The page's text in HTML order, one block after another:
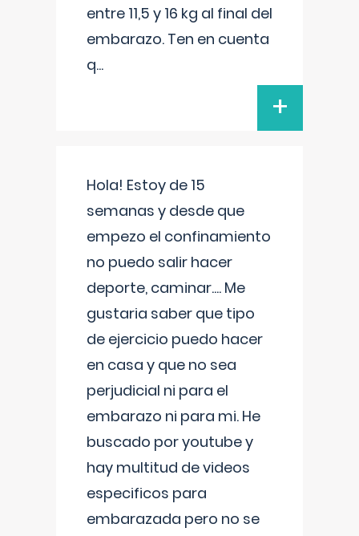
entre 11,5 y 16 kg al final del
embarazo. Ten en cuenta
q...
+
Hola! Estoy de 15
semanas y desde que
empezo el confinamiento
no puedo salir hacer
deporte, caminar.... Me
gustaria saber que tipo
de ejercicio puedo hacer
en casa y que no sea
perjudicial ni para el
embarazo ni para mi. He
buscado por youtube y
hay multitud de videos
especificos para
embarazada pero no se